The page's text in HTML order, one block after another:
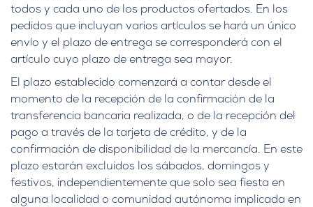
todos y cada uno de los productos ofertados. En los
pedidos que incluyan varios artículos se hará un único
envío y el plazo de entrega se corresponderá con el
artículo cuyo plazo de entrega sea mayor.
El plazo establecido comenzará a contar desde el
momento de la recepción de la confirmación de la
transferencia bancaria realizada, o de la recepción del
pago a través de la tarjeta de crédito, y de la
confirmación de disponibilidad de la mercancía. En este
plazo estarán excluidos los sábados, domingos y
festivos, independientemente que solo sea fiesta en
alguna localidad o comunidad autónoma implicada en